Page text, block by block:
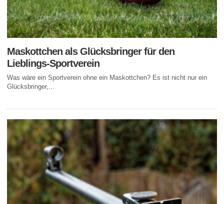
Maskottchen als Glücksbringer für den
Lieblings-Sportverein
Was wäre ein Sportverein ohne ein Maskottchen? Es ist nicht nur ein
Glücksbringer,...